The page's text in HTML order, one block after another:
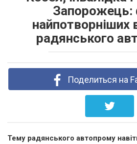
Запорожець:
найпотворніших
радянського
Поделиться на
Тему радянського автопрому